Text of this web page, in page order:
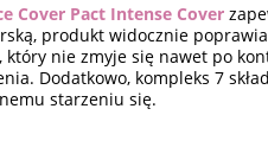
Cover Pact Intense Cover
produkt widocznie
nie zmyje się nawet po
Dodatkowo, kompleks 7
starzeniu się.